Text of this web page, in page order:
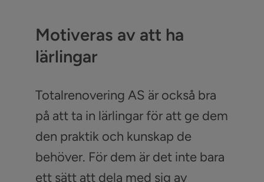
Motiveras av att ha
lärlingar
Totalrenovering AS är också bra
på att ta in lärlingar för att ge dem
den praktik och kunskap de
behöver. För dem är det inte bara
ett sätt att dela med sig av